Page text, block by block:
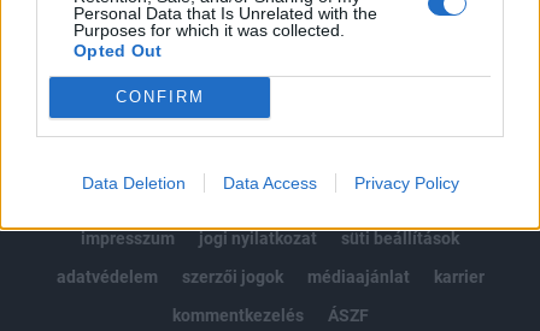
Personal Data that Is Unrelated with the
Purposes for which it was collected.
Opted Out
CONFIRM
Data Deletion Data Access Privacy Policy
MÁR ELŐFIZETŐNK VAGY?BEJELENTKEZÉS
impresszum
jogi nyilatkozat
süti beállítások
adatvédelem
szerzői jogok médiaajánlat
karrier
kommentkezelés
ÁSZF